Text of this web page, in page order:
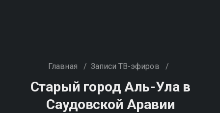
Главная / Записи ТВ-эфиров /
Старый город Аль-Ула в
Саудовской Аравии